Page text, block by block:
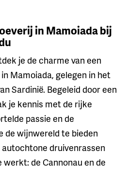
in Mamoiada bij
je de charme van een
Mamoiada, gelegen in het
Sardinië. Begeleid door een
je kennis met de rijke
passie en de
de wijnwereld te bieden
druivenrassen
de Cannonau en de